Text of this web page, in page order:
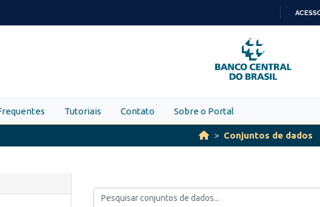
PARA
O
CONTEÚDO
Tutoriais Contato Sobre o Portal
Conjuntos de dados